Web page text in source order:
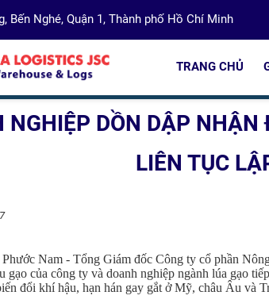
Bến Nghé, Quận 1, Thành phố Hồ Chí Minh
TRANG CHỦ
» Doanh nghiệp dồn dập nhận đơn hàng, xuất khẩu
NGHIỆP DỒN DẬP
LIÊN TỤC
Nam - Tổng Giám đốc Công ty cổ phần
gạo của công ty và doanh nghiệp ngành lúa gạo
đổi khí hậu, hạn hán gay gắt ở Mỹ, châu Âu và